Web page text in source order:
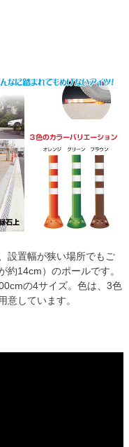
設置幅が狭い場所でもご
約14cm）のポールです。
の4サイズ。色は、3色
意しています。